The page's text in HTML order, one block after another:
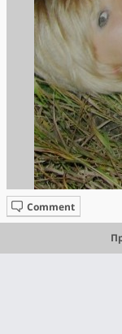
Comment